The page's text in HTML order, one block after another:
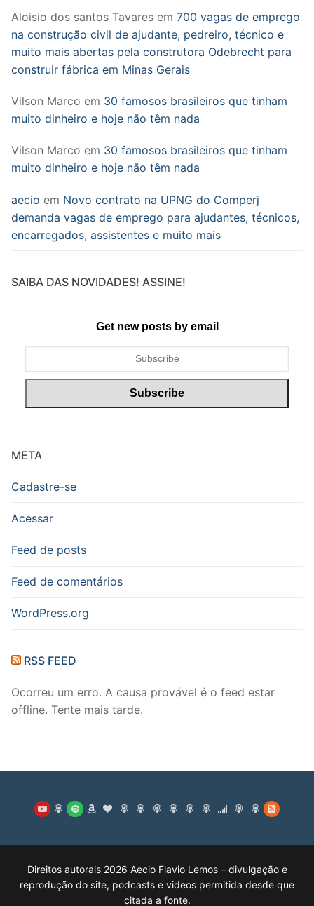
Aloisio dos santos Tavares em 700 vagas de emprego
na construção civil de ajudante, pedreiro, técnico e
muito mais abertas pela construtora Odebrecht para
construir fábrica em Minas Gerais
Vilson Marco em 30 famosos brasileiros que tinham
muito dinheiro e hoje não têm nada
Vilson Marco em 30 famosos brasileiros que tinham
muito dinheiro e hoje não têm nada
aecio em Novo contrato na UPNG do Comperj
demanda vagas de emprego para ajudantes, técnicos,
encarregados, assistentes e muito mais
SAIBA DAS NOVIDADES! ASSINE!
Get new posts by email
META
Cadastre-se
Acessar
Feed de posts
Feed de comentários
WordPress.org
RSS FEED
Ocorreu um erro. A causa provável é o feed estar
offline. Tente mais tarde.
Direitos autorais 2026 Aecio Flavio Lemos – divulgação e
reprodução do site, podcasts e videos permitida desde que
citada a fonte.